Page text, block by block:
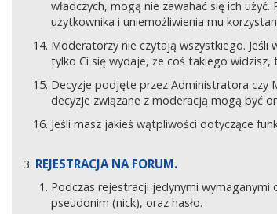
władczych, mogą nie zawahać się ich
użytkownika i uniemożliwienia mu
Moderatorzy nie czytają wszystkiego. Jeśli
tylko Ci się wydaje, że coś takiego widzisz,
Decyzje podjęte przez Administratora czy
decyzje związane z moderacją mogą być
Jeśli masz jakieś wątpliwości dotyczące
REJESTRACJA NA FORUM.
Podczas rejestracji jedynymi
pseudonim (nick), oraz hasło.